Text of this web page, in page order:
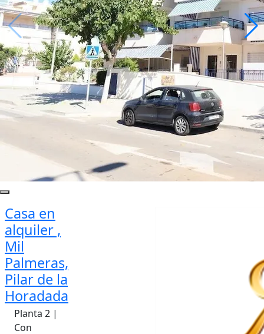
Casa en
alquiler ,
Mil
Palmeras,
Pilar de la
Horadada
Planta 2 |
Con